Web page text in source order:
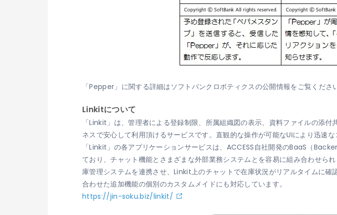
「Pepper」に関する詳細はソフトバンクロボティクスの公開情報をご覧ください
Linkitについて
「Linkit」は、管理者による登録制限、所属組織図の表示、資料ファイルの添
ネスで安心して利用頂けるサービスです。直観的な操作が可能なUIにより迅速な
「Linkit」の各アプリケーションサービスは、ACCESS自社開発のBaaS（
ており、チャット機能とさまざまな外部業務システムとを容易に組み合わせ
庫管理システムを連携させ、Linkit上のチャットで在庫状況がリアルタイムに
合わせた追加機能の個別のカスタムメイドにも対応しています。
https://jin-soku.biz/linkit/